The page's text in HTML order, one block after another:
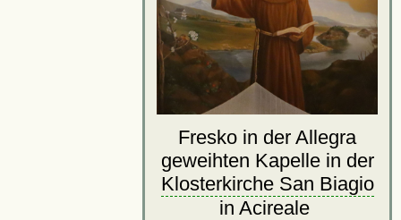
Fresko in der Allegra
geweihten Kapelle in der
Klosterkirche San Biagio
in Acireale